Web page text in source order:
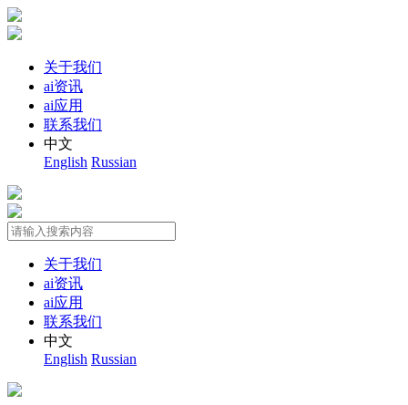
关于我们
ai资讯
ai应用
联系我们
中文
English Russian
关于我们
ai资讯
ai应用
联系我们
中文
English Russian